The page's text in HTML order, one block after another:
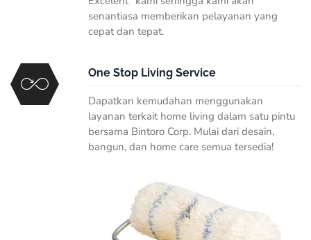
senantiasa memberikan pelayanan yang
cepat dan tepat.
One Stop Living Service
Dapatkan kemudahan menggunakan
layanan terkait home living dalam satu pintu
bersama Bintoro Corp. Mulai dari desain,
bangun, dan home care semua tersedia!